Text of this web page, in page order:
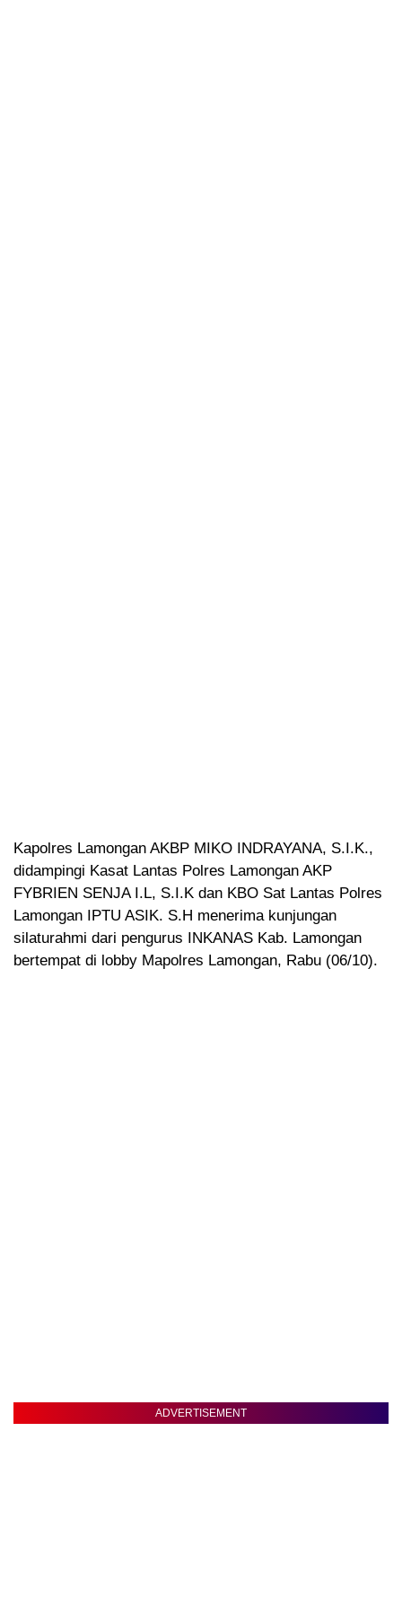
Kapolres Lamongan AKBP MIKO INDRAYANA, S.I.K.,
didampingi Kasat Lantas Polres Lamongan AKP
FYBRIEN SENJA I.L, S.I.K dan KBO Sat Lantas Polres
Lamongan IPTU ASIK. S.H menerima kunjungan
silaturahmi dari pengurus INKANAS Kab. Lamongan
bertempat di lobby Mapolres Lamongan, Rabu (06/10).
ADVERTISEMENT